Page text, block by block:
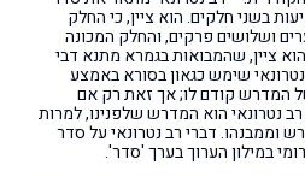
בשני חלקים. הוא ציין, כי החלק
ושלושים פרקים, והחלק המכונה
כמו כן הוא ציין, שהמבואות בגמרא מתנא דבי
נטרונאי שימש כגאון בסורא באמצע
המדרש קודם לו; אך זאת רק אם
נטרונאי הוא המדרש שלפנינו, למרות
וממבנהו. דברי רב נטרונאי על סדר
במילון הערוך בערך 'סדר'.